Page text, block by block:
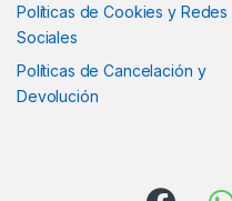
Políticas de Cookies y Redes
Sociales
Políticas de Cancelación y
Devolución